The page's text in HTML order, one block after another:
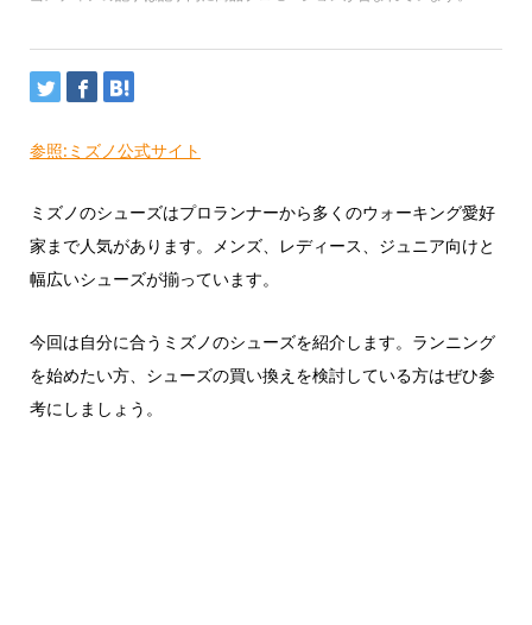
参照:ミズノ公式サイト
ミズノのシューズはプロランナーから多くのウォーキング愛好
家まで人気があります。メンズ、レディース、ジュニア向けと
幅広いシューズが揃っています。
今回は自分に合うミズノのシューズを紹介します。ランニング
を始めたい方、シューズの買い換えを検討している方はぜひ参
考にしましょう。